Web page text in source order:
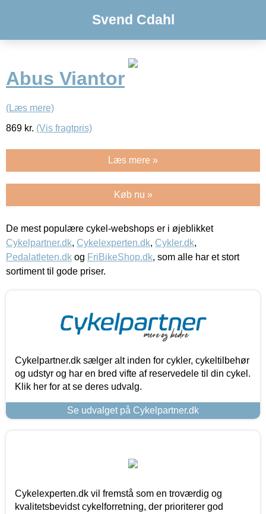
Svend Cdahl
Abus Viantor
(Læs mere)
869 kr. (Vis fragtpris)
Læs mere »
Køb nu »
De mest populære cykel-webshops er i øjeblikket
Cykelpartner.dk, Cykelexperten.dk, Cykler.dk,
Pedalatleten.dk og FriBikeShop.dk, som alle har et stort
sortiment til gode priser.
Cykelpartner.dk sælger alt inden for cykler, cykeltilbehør
og udstyr og har en bred vifte af reservedele til din cykel.
Klik her for at se deres udvalg.
Se udvalget på Cykelpartner.dk
Cykelexperten.dk vil fremstå som en troværdig og
kvalitetsbevidst cykelforretning, der prioriterer god